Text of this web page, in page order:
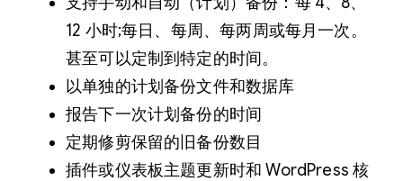
12 小时;每日、每周、每两周或每月一次。
甚至可以定制到特定的时间。
以单独的计划备份文件和数据库
报告下一次计划备份的时间
定期修剪保留的旧备份数目
插件或仪表板主题更新时和 WordPress 核